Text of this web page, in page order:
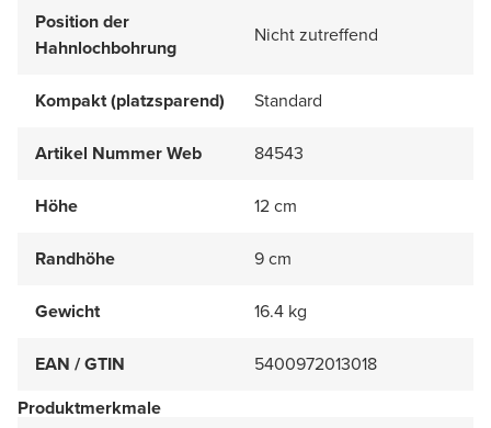
Position der
Hahnlochbohrung
Nicht zutreffend
Kompakt (platzsparend) Standard
Artikel Nummer Web 84543
Höhe 12 cm
Randhöhe 9 cm
Gewicht 16.4 kg
EAN / GTIN
5400972013018
Produktmerkmale